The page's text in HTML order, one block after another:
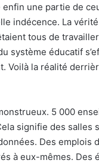
enfin une partie de
indécence. La
tous de
système éducatif
Voilà la réalité
5 000
signifie des salles
Des emplois
à eux-mêmes. Des